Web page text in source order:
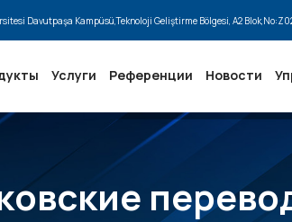
Davutpaşa Kampüsü,Teknoloji Geliştirme Bölgesi, A2
Услуги Референции Новости